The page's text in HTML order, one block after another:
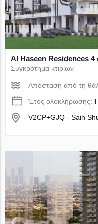
Al Haseen Residences
Συγκρότημα κτιρίων
Απόσταση από τη
Έτος ολοκλήρωσης: I
V2CP+GJQ - Saih